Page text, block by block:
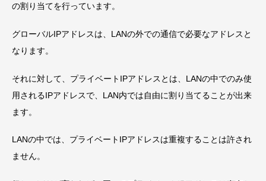
の割り当てを行っています。
グローバルIPアドレスは、LANの外での通信で必要なアドレスと
なります。
それに対して、プライベートIPアドレスとは、LANの中でのみ使
用されるIPアドレスで、LAN内では自由に割り当てることが出来
ます。
LANの中では、プライベートIPアドレスは重複することは許され
ません。